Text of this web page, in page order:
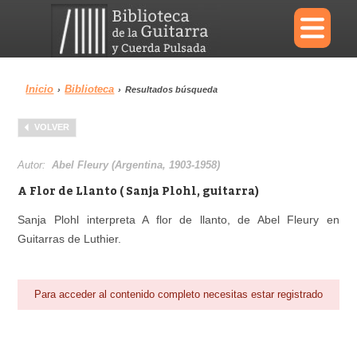
×
Menu
Biblioteca
Área personal
Inicio › Biblioteca › Resultados búsqueda
VOLVER
Autor:Abel Fleury (Argentina, 1903-1958)
A Flor de Llanto ( Sanja Plohl, guitarra)
Sanja Plohl interpreta A flor de llanto, de Abel Fleury en
Guitarras de Luthier.
Para acceder al contenido completo necesitas estar registrado